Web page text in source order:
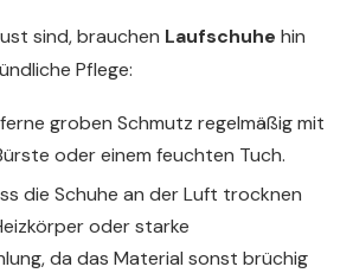
sind, brauchen Laufschuhe hin
Pflege:
groben Schmutz regelmäßig mit
oder einem feuchten Tuch.
die Schuhe an der Luft trocknen
oder starke
da das Material sonst brüchig